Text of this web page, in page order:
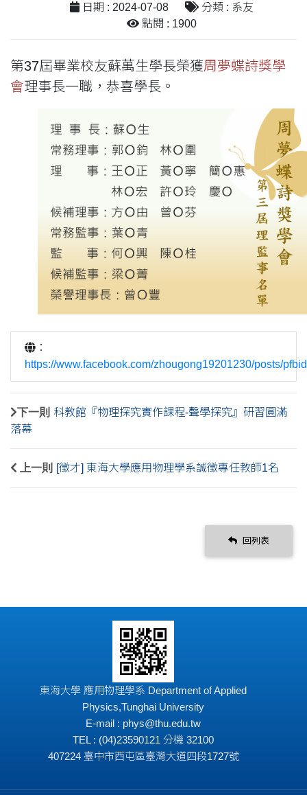
日期 : 2024-07-08
分類 : 系友
點閱 : 1900
第37屆畢業校友蘇萬生學長榮獲周夢蝶詩獎學
會理事長一職，恭喜學長。
：
https://www.facebook.com/zhougong19201230/posts/
下一則 科教館『物理探究實作課程-聲學探究』研習圓滿
落幕
上一則 [徵才] 東海大學應用物理學系誠徵專任教師1名
回列表
東海大學 應用物理學系 Department of Applied
Physics,Tunghai University
E-mail : phys@thu.edu.tw
TEL : (04)23590121 分機 32100
407224 臺中市西屯區臺灣大道四段1727號